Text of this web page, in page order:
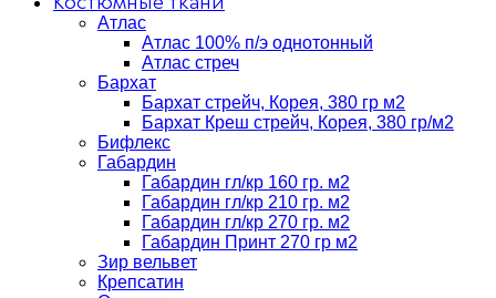
Атлас
Атлас 100% п/э однотонный
Атлас стреч
Бархат
Бархат стрейч, Корея, 380 гр м2
Бархат Креш стрейч, Корея, 380 гр/м2
Бифлекс
Габардин
Габардин гл/кр 160 гр. м2
Габардин гл/кр 210 гр. м2
Габардин гл/кр 270 гр. м2
Габардин Принт 270 гр м2
Зир вельвет
Крепсатин